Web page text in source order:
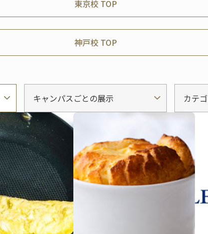
東京校 TOP
神戸校 TOP
キャンパスごとの展示 カテ